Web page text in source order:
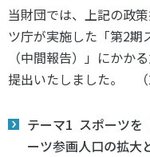
当財団では、上記の政
ツ庁が実施した「第2期
（中間報告）」にかか
提出いたしました。 （
テーマ1 スポーツを
ーツ参画人口の拡大